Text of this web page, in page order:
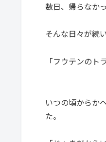
数日、帰らなか
そんな日々が続
「フウテンのト
いつの頃からか
た。